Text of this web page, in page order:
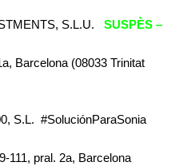
S.L.U.SUSPÈS –
Barcelona (08033 Trinitat
S.L. #SoluciónParaSonia
111, pral. 2a, Barcelona